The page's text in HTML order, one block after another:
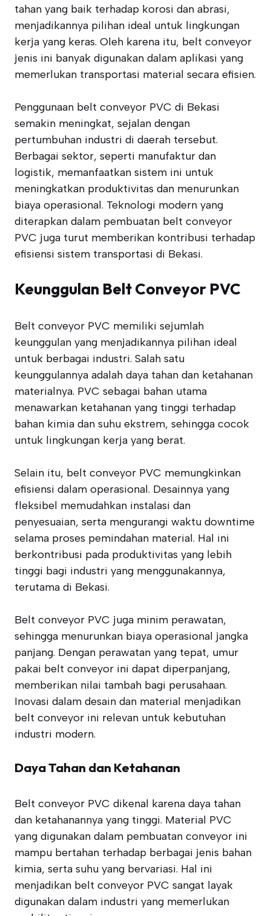
tahan yang baik terhadap korosi dan abrasi,
menjadikannya pilihan ideal untuk lingkungan
kerja yang keras. Oleh karena itu, belt conveyor
jenis ini banyak digunakan dalam aplikasi yang
memerlukan transportasi material secara efisien.
Penggunaan belt conveyor PVC di Bekasi
semakin meningkat, sejalan dengan
pertumbuhan industri di daerah tersebut.
Berbagai sektor, seperti manufaktur dan
logistik, memanfaatkan sistem ini untuk
meningkatkan produktivitas dan menurunkan
biaya operasional. Teknologi modern yang
diterapkan dalam pembuatan belt conveyor
PVC juga turut memberikan kontribusi terhadap
efisiensi sistem transportasi di Bekasi.
Keunggulan Belt Conveyor PVC
Belt conveyor PVC memiliki sejumlah
keunggulan yang menjadikannya pilihan ideal
untuk berbagai industri. Salah satu
keunggulannya adalah daya tahan dan ketahanan
materialnya. PVC sebagai bahan utama
menawarkan ketahanan yang tinggi terhadap
bahan kimia dan suhu ekstrem, sehingga cocok
untuk lingkungan kerja yang berat.
Selain itu, belt conveyor PVC memungkinkan
efisiensi dalam operasional. Desainnya yang
fleksibel memudahkan instalasi dan
penyesuaian, serta mengurangi waktu downtime
selama proses pemindahan material. Hal ini
berkontribusi pada produktivitas yang lebih
tinggi bagi industri yang menggunakannya,
terutama di Bekasi.
Belt conveyor PVC juga minim perawatan,
sehingga menurunkan biaya operasional jangka
panjang. Dengan perawatan yang tepat, umur
pakai belt conveyor ini dapat diperpanjang,
memberikan nilai tambah bagi perusahaan.
Inovasi dalam desain dan material menjadikan
belt conveyor ini relevan untuk kebutuhan
industri modern.
Daya Tahan dan Ketahanan
Belt conveyor PVC dikenal karena daya tahan
dan ketahanannya yang tinggi. Material PVC
yang digunakan dalam pembuatan conveyor ini
mampu bertahan terhadap berbagai jenis bahan
kimia, serta suhu yang bervariasi. Hal ini
menjadikan belt conveyor PVC sangat layak
digunakan dalam industri yang memerlukan